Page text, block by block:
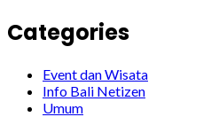
Categories
Event dan Wisata
Info Bali Netizen
Umum